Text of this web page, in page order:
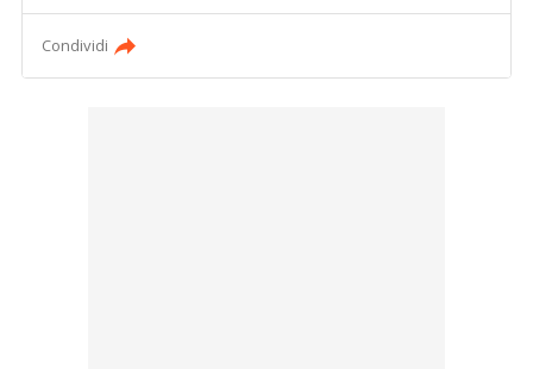
Condividi